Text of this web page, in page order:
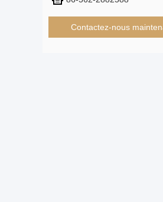
Contactez-nous